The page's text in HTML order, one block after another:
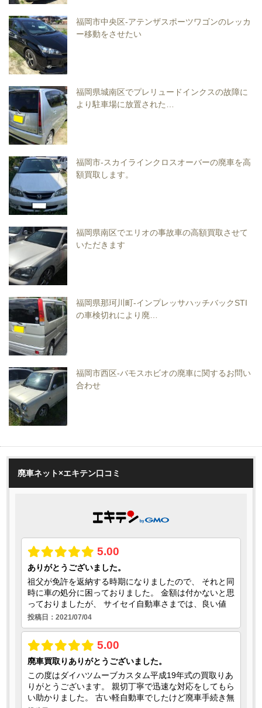
福岡市中央区-アテンザスポーツワゴンのレッカ
ー移動をさせたい
福岡県城南区でプレリュードインクスの故障に
より駐車場に放置された…
福岡市-スカイラインクロスオーバーの廃車を高
額買取します。
福岡県南区でエリオの事故車の高額買取させて
いただきます
福岡県那珂川町-インプレッサハッチバックSTI
の車検切れにより廃…
福岡市西区-バモスホビオの廃車に関するお問い
合わせ
廃車ネット×エキテン口コミ